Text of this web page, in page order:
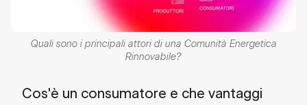
Quali sono i principali attori di una Comunità Energetica
Rinnovabile?
Cos'è un consumatore e che vantaggi